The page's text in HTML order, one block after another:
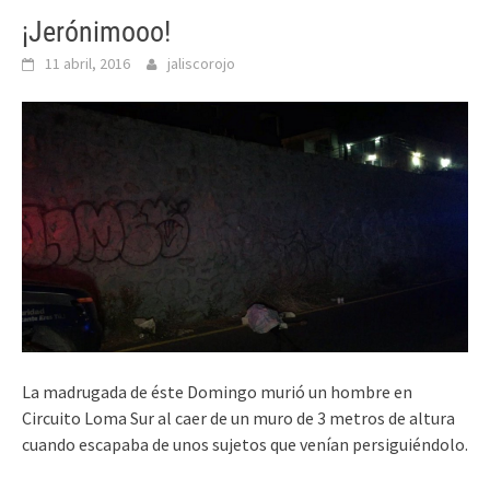
¡Jerónimooo!
11 abril, 2016 jaliscorojo
La madrugada de éste Domingo murió un hombre en
Circuito Loma Sur al caer de un muro de 3 metros de altura
cuando escapaba de unos sujetos que venían persiguiéndolo.